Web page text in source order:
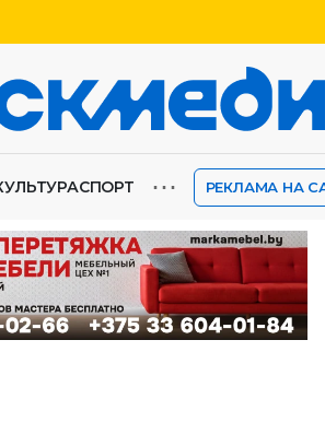
СПОРТ ⋯ РЕКЛАМА НА